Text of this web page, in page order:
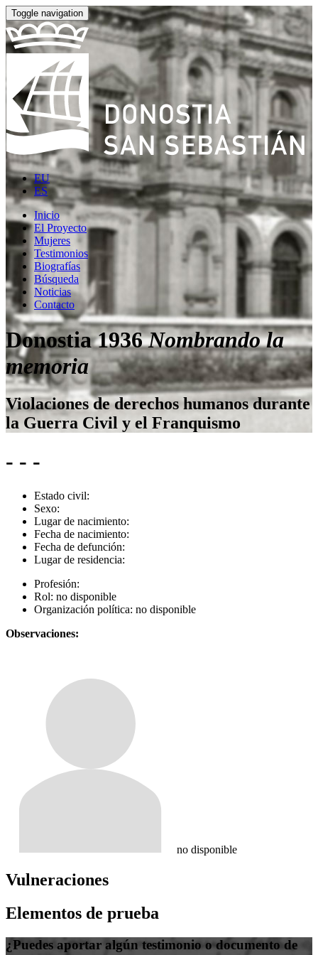
Toggle navigation
EU
ES
Inicio
El Proyecto
Mujeres
Testimonios
Biografías
Búsqueda
Noticias
Contacto
Donostia 1936Nombrando la
memoria
Violaciones de derechos humanos durante
la Guerra Civil y el Franquismo
- - -
Estado civil:
Sexo:
Lugar de nacimiento:
Fecha de nacimiento:
Fecha de defunción:
Lugar de residencia:
Profesión:
Rol: no disponible
Organización política: no disponible
Observaciones:
no disponible
Vulneraciones
Elementos de prueba
¿Puedes aportar algún testimonio o documento de